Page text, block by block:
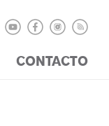
CONTACTO